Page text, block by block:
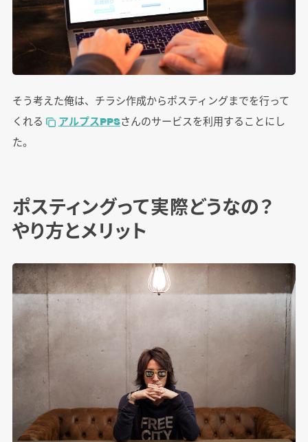
そう考えた俺は、チラシ作成からポスティングまでを行って
くれる
アルプスPPSさんのサービスを利用することにし
た。
ポスティングって実際どうなの？
やり方とメリット